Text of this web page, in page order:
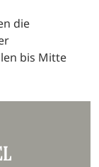
die
bis Mitte